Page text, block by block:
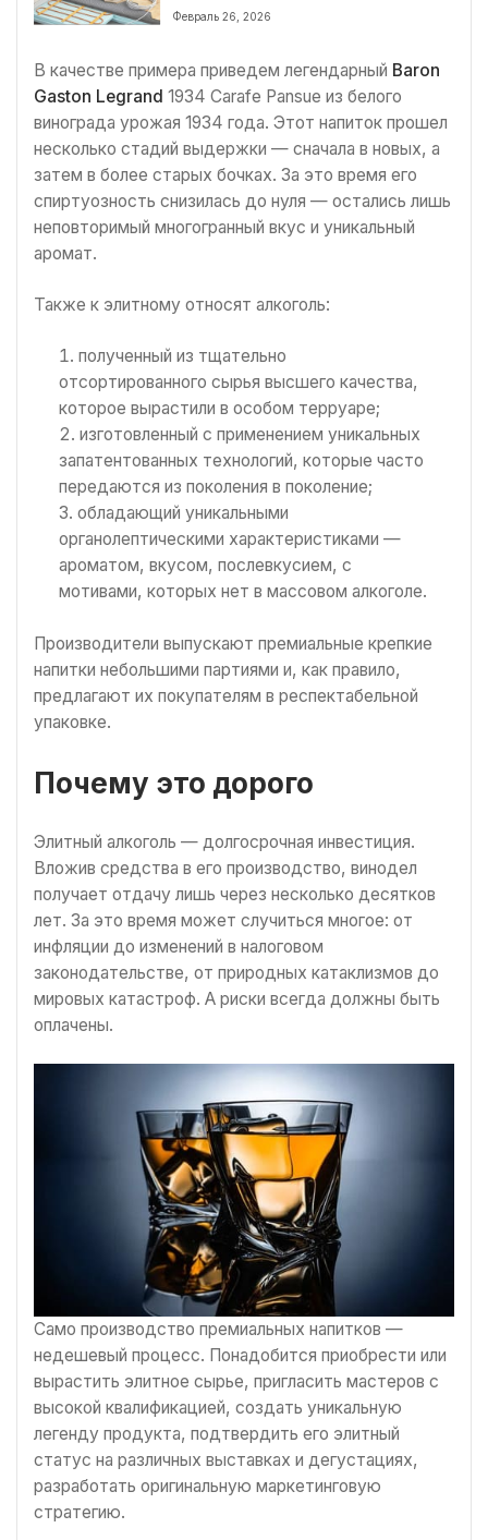
Февраль 26, 2026
В качестве примера приведем легендарный Baron
Gaston Legrand 1934 Carafe Pansue из белого
винограда урожая 1934 года. Этот напиток прошел
несколько стадий выдержки — сначала в новых, а
затем в более старых бочках. За это время его
спиртуозность снизилась до нуля — остались лишь
неповторимый многогранный вкус и уникальный
аромат.
Также к элитному относят алкоголь:
полученный из тщательно
отсортированного сырья высшего качества,
которое вырастили в особом терруаре;
изготовленный с применением уникальных
запатентованных технологий, которые часто
передаются из поколения в поколение;
обладающий уникальными
органолептическими характеристиками —
ароматом, вкусом, послевкусием, с
мотивами, которых нет в массовом алкоголе.
Производители выпускают премиальные крепкие
напитки небольшими партиями и, как правило,
предлагают их покупателям в респектабельной
упаковке.
Почему это дорого
Элитный алкоголь — долгосрочная инвестиция.
Вложив средства в его производство, винодел
получает отдачу лишь через несколько десятков
лет. За это время может случиться многое: от
инфляции до изменений в налоговом
законодательстве, от природных катаклизмов до
мировых катастроф. А риски всегда должны быть
оплачены.
Само производство премиальных напитков —
недешевый процесс. Понадобится приобрести или
вырастить элитное сырье, пригласить мастеров с
высокой квалификацией, создать уникальную
легенду продукта, подтвердить его элитный
статус на различных выставках и дегустациях,
разработать оригинальную маркетинговую
стратегию.